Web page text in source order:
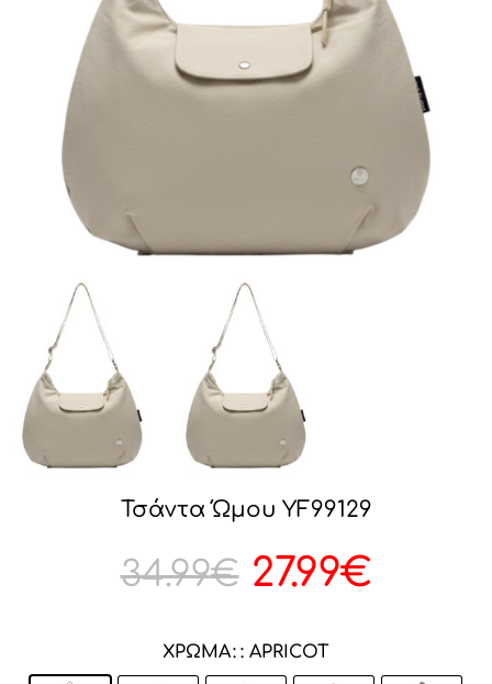
Τσάντα Ώμου YF99129
34.99€ 27.99€
ΧΡΏΜΑ : APRICOT